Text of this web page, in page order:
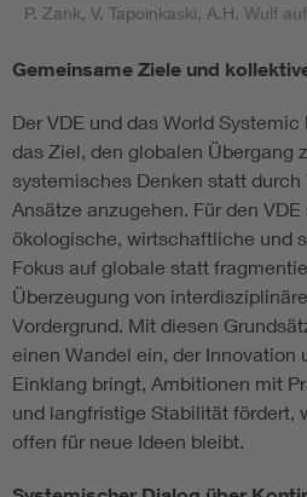
P. Zank, V. Tapoinkaski, A.H. Wulf
Gemeinsame Ziele und
Der VDE und das World
das Ziel, den globalen Übergang
systemisches Denken statt
Ansätze anzugehen. Für den
ökologische, wirtschaftliche und
Fokus auf globale statt
Überzeugung von
Vordergrund. Mit diesen
einen Wandel ein, der Innovation
Einklang bringt, Ambitionen mit
und langfristige Stabilität fördert,
offen für neue Ideen bleibt.